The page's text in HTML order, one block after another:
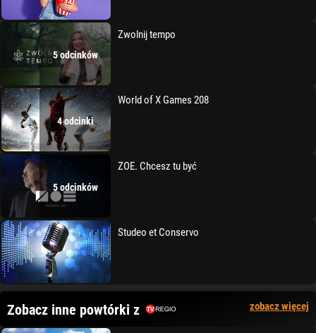
5 odcinków
Zwolnij tempo
4 odcinki
World of X Games 208
5 odcinków
ZOE. Chcesz tu być
Studeo et Conservo
Zobacz inne powtórki z zobacz więcej